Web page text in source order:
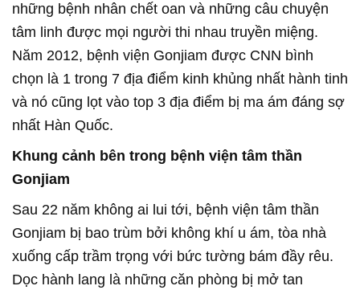
những bệnh nhân chết oan và những câu chuyện
tâm linh được mọi người thi nhau truyền miệng.
Năm 2012, bệnh viện Gonjiam được CNN bình
chọn là 1 trong 7 địa điểm kinh khủng nhất hành tinh
và nó cũng lọt vào top 3 địa điểm bị ma ám đáng sợ
nhất Hàn Quốc.
Khung cảnh bên trong bệnh viện tâm thần
Gonjiam
Sau 22 năm không ai lui tới, bệnh viện tâm thần
Gonjiam bị bao trùm bởi không khí u ám, tòa nhà
xuống cấp trầm trọng với bức tường bám đầy rêu.
Dọc hành lang là những căn phòng bị mở tan